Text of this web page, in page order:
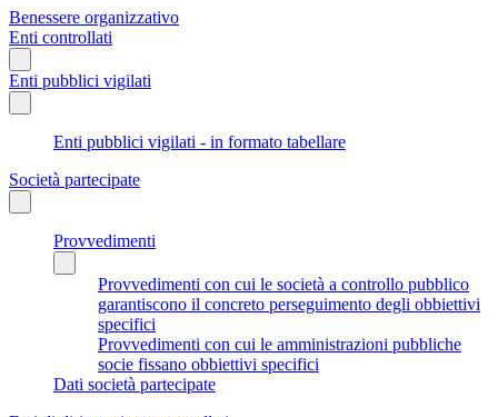
Benessere organizzativo
Enti controllati
Enti pubblici vigilati
Enti pubblici vigilati - in formato tabellare
Società partecipate
Provvedimenti
Provvedimenti con cui le società a controllo pubblico
garantiscono il concreto perseguimento degli obbiettivi
specifici
Provvedimenti con cui le amministrazioni pubbliche
socie fissano obbiettivi specifici
Dati società partecipate